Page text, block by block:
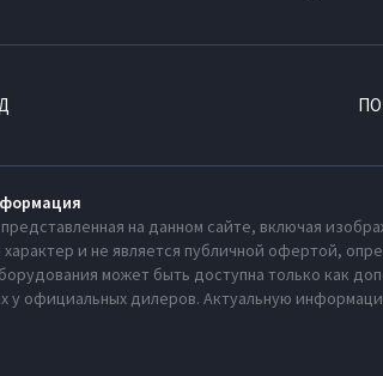
на данном сайте, включая
и не является публичной офертой,
может быть доступна только как
у официальных дилеров. Актуальную